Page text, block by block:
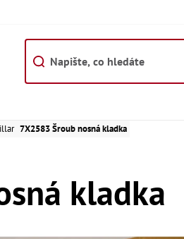
7X2583 Šroub nosná kladka
kladka